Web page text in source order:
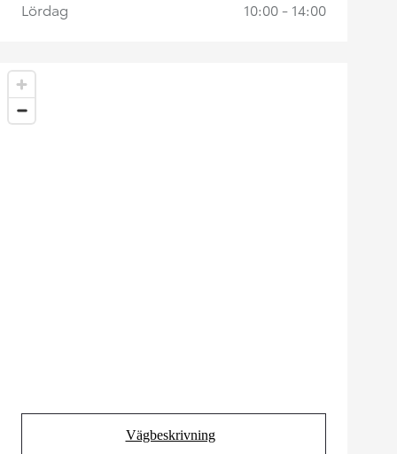
Vägbeskrivning
(Opens in new tab)
Lördag 10:00 - 14:00